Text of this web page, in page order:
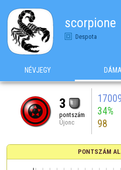
scorpione
Despota
NÉVJEGY DÁMA
3
pontszám
Újonc
34%
98
PONTSZÁM